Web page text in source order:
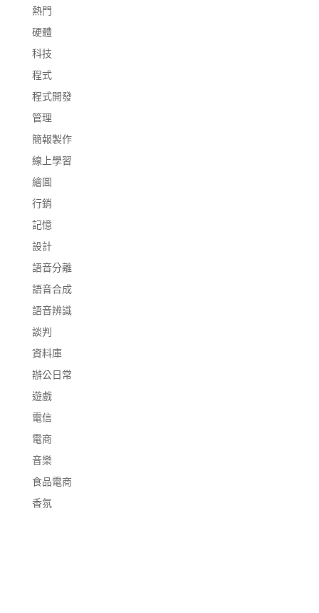
熱門
硬體
科技
程式
程式開發
管理
簡報製作
線上學習
繪圖
行銷
記憶
設計
語音分離
語音合成
語音辨識
談判
資料庫
辦公日常
遊戲
電信
電商
音樂
食品電商
香氛